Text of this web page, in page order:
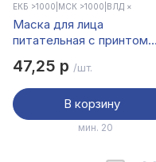
ЕКБ >1000 МСК >1000 ВЛД ×
Маска для лица
питательная с принтом
25гр
47,25 р /шт.
В корзину
мин. 20